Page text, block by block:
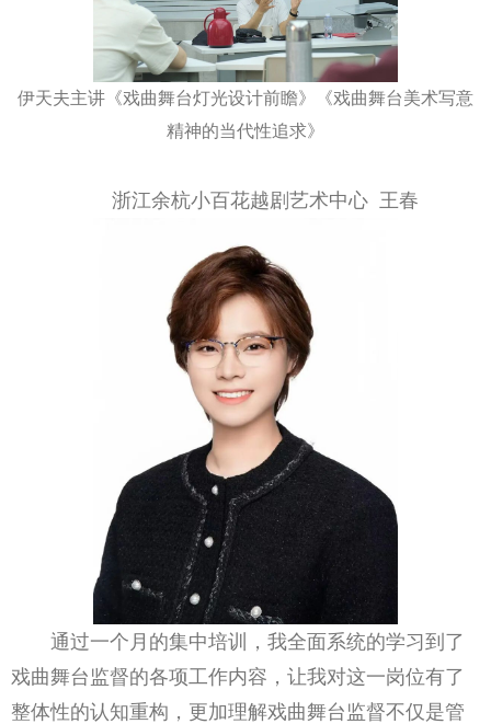
伊天夫主讲《戏曲舞台灯光设计前瞻》《戏曲舞台美术写意
精神的当代性追求》
浙江余杭小百花越剧艺术中心 王春
通过一个月的集中培训，我全面系统的学习到了
戏曲舞台监督的各项工作内容，让我对这一岗位有了
整体性的认知重构，更加理解戏曲舞台监督不仅是管